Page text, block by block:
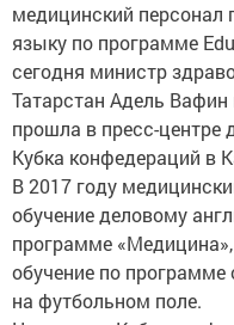
медицинский персонал
языку по программе
сегодня министр
Татарстан Адель Вафин
прошла в пресс-
Кубка конфедераций в
В 2017 году
обучение деловому
программе
обучение по
на футбольном поле.